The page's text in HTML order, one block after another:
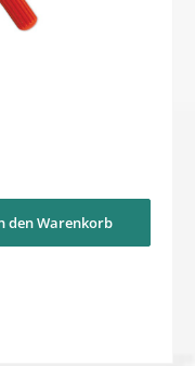
den Warenkorb